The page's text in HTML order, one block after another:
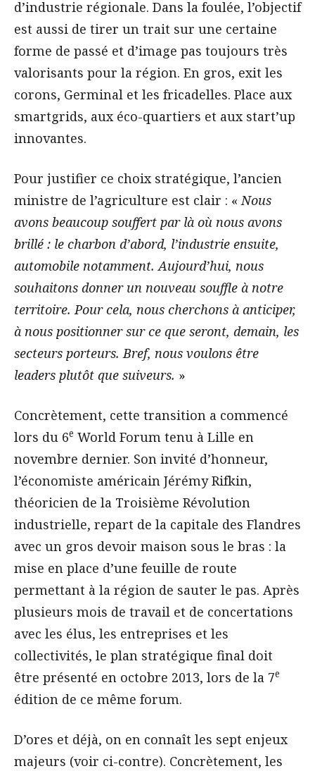
d’industrie régionale. Dans la foulée, l’objectif
est aussi de tirer un trait sur une certaine
forme de passé et d’image pas toujours très
valorisants pour la région. En gros, exit les
corons, Germinal et les fricadelles. Place aux
smartgrids, aux éco-quartiers et aux start’up
innovantes.
Pour justifier ce choix stratégique, l’ancien
ministre de l’agriculture est clair : «Nous
avons beaucoup souffert par là où nous avons
brillé : le charbon d’abord, l’industrie ensuite,
automobile notamment. Aujourd’hui, nous
souhaitons donner un nouveau souffle à notre
territoire. Pour cela, nous cherchons à anticiper,
à nous positionner sur ce que seront, demain, les
secteurs porteurs. Bref, nous voulons être
leaders plutôt que suiveurs. »
Concrètement, cette transition a commencé
lors du 6e World Forum tenu à Lille en
novembre dernier. Son invité d’honneur,
l’économiste américain Jérémy Rifkin,
théoricien de la Troisième Révolution
industrielle, repart de la capitale des Flandres
avec un gros devoir maison sous le bras : la
mise en place d’une feuille de route
permettant à la région de sauter le pas. Après
plusieurs mois de travail et de concertations
avec les élus, les entreprises et les
collectivités, le plan stratégique final doit
être présenté en octobre 2013, lors de la 7e
édition de ce même forum.
D’ores et déjà, on en connaît les sept enjeux
majeurs (voir ci-contre). Concrètement, les